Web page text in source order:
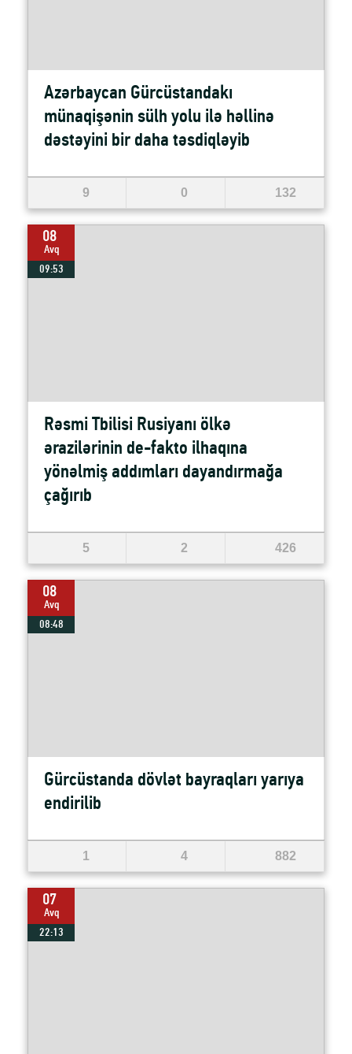
Azərbaycan Gürcüstandakı
münaqişənin sülh yolu ilə həllinə
dəstəyini bir daha təsdiqləyib
9 0 132
08
Avq
09:53
Rəsmi Tbilisi Rusiyanı ölkə
ərazilərinin de-fakto ilhaqına
yönəlmiş addımları dayandırmağa
çağırıb
5 2 426
08
Avq
08:48
Gürcüstanda dövlət bayraqları yarıya
endirilib
1 4 882
07
Avq
22:13